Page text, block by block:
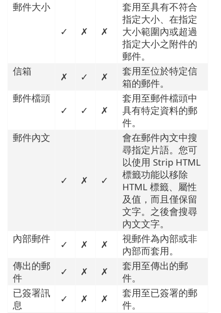
郵件大小
✓
✗ ✗
套用至具有不符合
指定大小、在指定
大小範圍內或超過
指定大小之附件的
郵件。
信箱
✗ ✓ ✗
套用至位於特定信
箱的郵件。
郵件檔頭
✓
✓ ✗
套用至郵件檔頭中
具有特定資料的郵
件。
郵件內文
✓ ✗ ✓
會在郵件內文中搜
尋指定片語。您可
以使用 Strip HTML
標籤功能以移除
HTML 標籤、屬性
及值，而且僅保留
文字。之後會搜尋
內文文字。
內部郵件
✓ ✗ ✗
視郵件為內部或非
內部而套用。
傳出的郵
件
✓ ✗ ✗
套用至傳出的郵
件。
已簽署訊
息
✓ ✗ ✗
套用至已簽署的郵
件。